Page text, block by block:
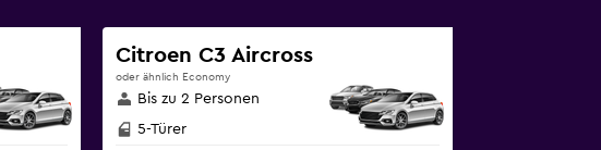
Citroen C3 Aircross
oder ähnlich Economy
Bis zu 2 Personen
5-Türer